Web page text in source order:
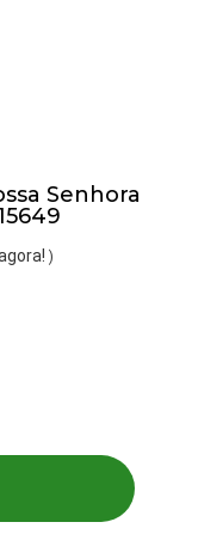
Senhora
)